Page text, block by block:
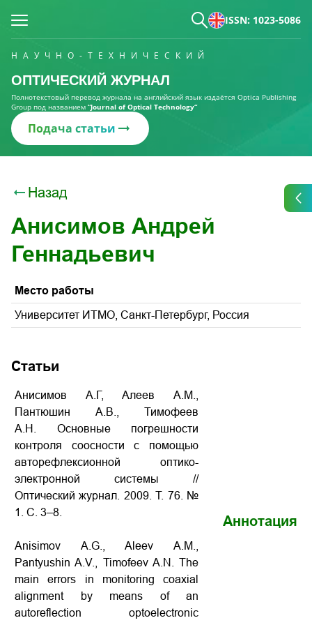
ISSN: 1023-5086
НАУЧНО-ТЕХНИЧЕСКИЙ
ОПТИЧЕСКИЙ ЖУРНАЛ
Полнотекстовый перевод журнала на английский язык издаётся Optica Publishing
Group под названием “Journal of Optical Technology“
Подача статьи
Назад
Анисимов Андрей
Геннадьевич
Место работы
Университет ИТМО, Санкт-Петербург, Россия
Статьи
Анисимов А.Г, Алеев А.М.,
Пантюшин А.В., Тимофеев
А.Н. Основные погрешности
контроля соосности с помощью
авторефлексионной оптико-
электронной системы //
Оптический журнал. 2009. Т. 76. №
1. С. 3–8.
Anisimov A.G., Aleev A.M.,
Pantyushin A.V., Timofeev A.N. The
main errors in monitoring coaxial
alignment by means of an
autoreflection optoelectronic
Аннотация